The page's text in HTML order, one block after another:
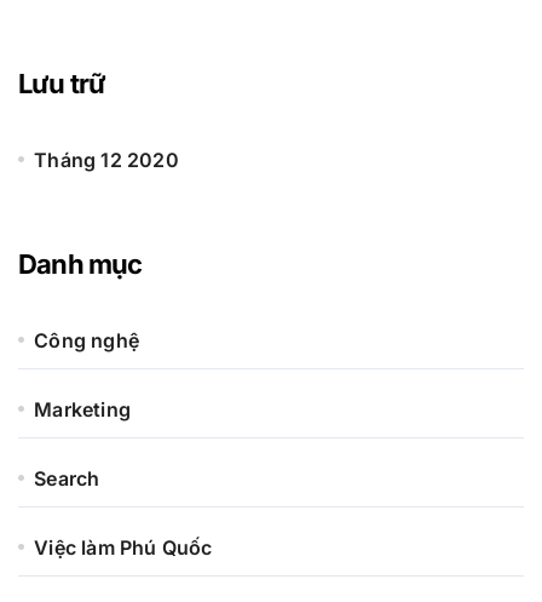
Lưu trữ
Tháng 12 2020
Danh mục
Công nghệ
Marketing
Search
Việc làm Phú Quốc